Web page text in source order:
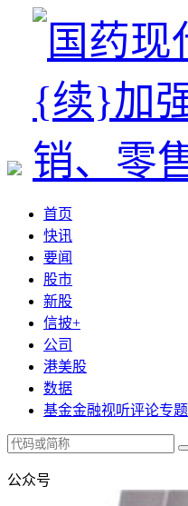
首页
快讯
要闻
股市
新股
信披+
公司
港美股
数据
基金金融视听评论专题
公众号